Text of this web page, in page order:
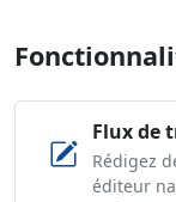
Flux de
Rédigez
éditeur